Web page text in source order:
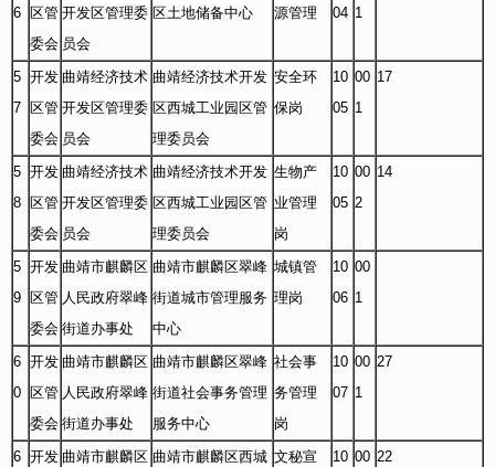
6 区管
委会
开发区管理委
员会
区土地储备中心
源管理
04 1
5
7
开发
区管
委会
曲靖经济技术
开发区管理委
员会
曲靖经济技术开发
区西城工业园区管
理委员会
安全环
保岗
10
05
00
1
17
5
8
开发
区管
委会
曲靖经济技术
开发区管理委
员会
曲靖经济技术开发
区西城工业园区管
理委员会
生物产
业管理
岗
10
05
00
2
14
5
9
开发
区管
委会
曲靖市麒麟区
人民政府翠峰
街道办事处
曲靖市麒麟区翠峰
街道城市管理服务
中心
城镇管
理岗
10
06
00
1
6
0
开发
区管
委会
曲靖市麒麟区
人民政府翠峰
街道办事处
曲靖市麒麟区翠峰
街道社会事务管理
服务中心
社会事
务管理
岗
10
07
00
1
27
6 开发 曲靖市麒麟区 曲靖市麒麟区西城 文秘宣
10 00 22